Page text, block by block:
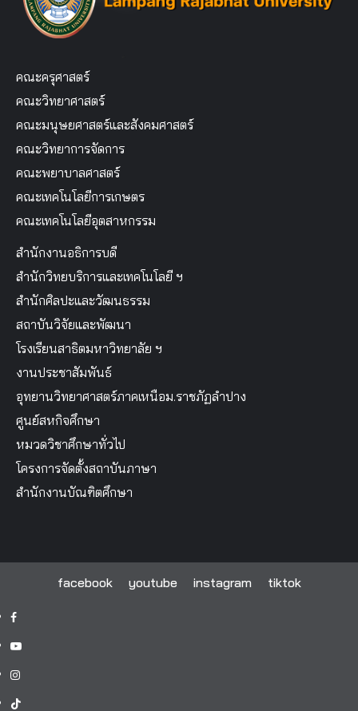
คณะครุศาสตร์
คณะวิทยาศาสตร์
คณะมนุษยศาสตร์และสังคมศาสตร์
คณะวิทยาการจัดการ
คณะพยาบาลศาสตร์
คณะเทคโนโลยีการเกษตร
คณะเทคโนโลยีอุตสาหกรรม
สำนักงานอธิการบดี
สำนักวิทยบริการและเทคโนโลยี ฯ
สำนักศิลปะและวัฒนธรรม
สถาบันวิจัยและพัฒนา
โรงเรียนสาธิตมหาวิทยาลัย ฯ
งานประชาสัมพันธ์
อุทยานวิทยาศาสตร์ภาคเหนือม.ราชภัฏลำปาง
ศูนย์สหกิจศึกษา
หมวดวิชาศึกษาทั่วไป
โครงการจัดตั้งสถาบันภาษา
สำนักงานบัณฑิตศึกษา
facebook youtube instagram tiktok
facebook
youtube
instagram
tiktok